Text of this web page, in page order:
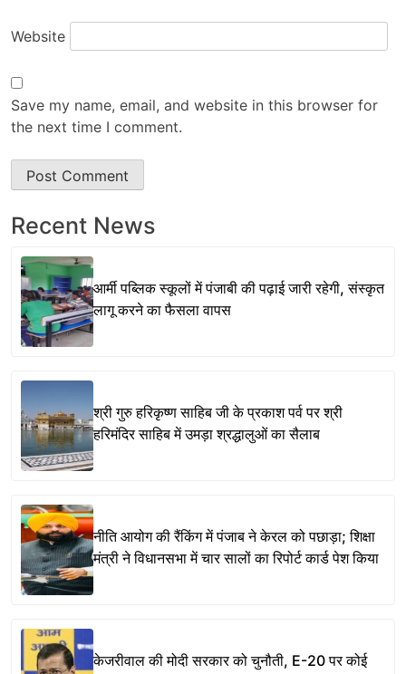
Website
Save my name, email, and website in this browser for
the next time I comment.
Recent News
आर्मी पब्लिक स्कूलों में पंजाबी की पढ़ाई जारी रहेगी, संस्कृत
लागू करने का फैसला वापस
श्री गुरु हरिकृष्ण साहिब जी के प्रकाश पर्व पर श्री
हरिमंदिर साहिब में उमड़ा श्रद्धालुओं का सैलाब
नीति आयोग की रैंकिंग में पंजाब ने केरल को पछाड़ा; शिक्षा
मंत्री ने विधानसभा में चार सालों का रिपोर्ट कार्ड पेश किया
केजरीवाल की मोदी सरकार को चुनौती, E-20 पर कोई